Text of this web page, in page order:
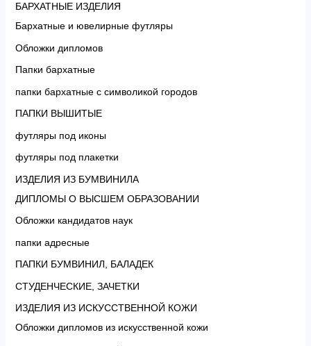
БАРХАТНЫЕ ИЗДЕЛИЯ
Бархатные и ювелирные футляры
Обложки дипломов
Папки бархатные
папки бархатные с символикой городов
ПАПКИ ВЫШИТЫЕ
футляры под иконы
футляры под плакетки
ИЗДЕЛИЯ ИЗ БУМВИНИЛА
ДИПЛОМЫ О ВЫСШЕМ ОБРАЗОВАНИИ
Обложки кандидатов наук
папки адресные
ПАПКИ БУМВИНИЛ, БАЛАДЕК
СТУДЕНЧЕСКИЕ, ЗАЧЕТКИ
ИЗДЕЛИЯ ИЗ ИСКУССТВЕННОЙ КОЖИ
Обложки дипломов из искусственной кожи